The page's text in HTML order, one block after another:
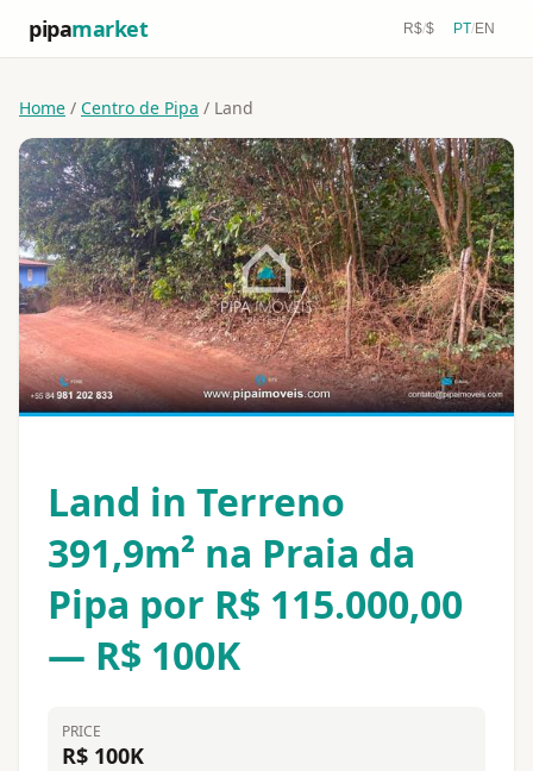
pipamarket R$/$ PT/EN
Home / Centro de Pipa / Land
Land in Terreno
391,9m² na Praia da
Pipa por R$ 115.000,00
— R$ 100K
PRICE
R$ 100K